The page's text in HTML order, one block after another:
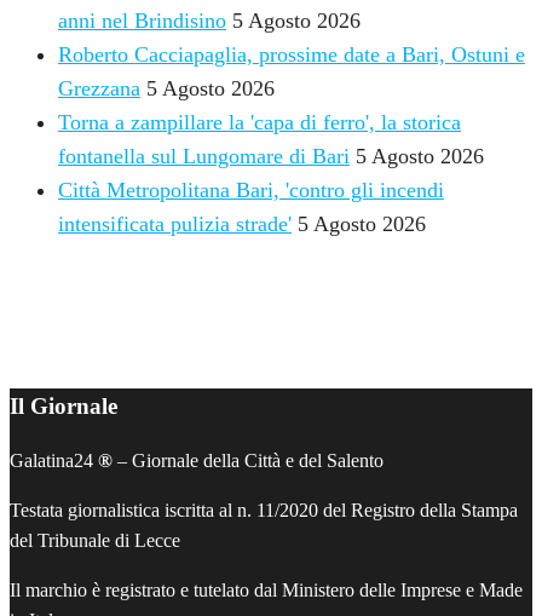
anni nel Brindisino 5 Agosto 2026
Roberto Cacciapaglia, prossime date a Bari, Ostuni e
Grezzana 5 Agosto 2026
Torna a zampillare la 'capa di ferro', la storica
fontanella sul Lungomare di Bari 5 Agosto 2026
Città Metropolitana Bari, 'contro gli incendi
intensificata pulizia strade' 5 Agosto 2026
Il Giornale
Galatina24 ® – Giornale della Città e del Salento
Testata giornalistica iscritta al n. 11/2020 del Registro della Stampa
del Tribunale di Lecce
Il marchio è registrato e tutelato dal Ministero delle Imprese e Made